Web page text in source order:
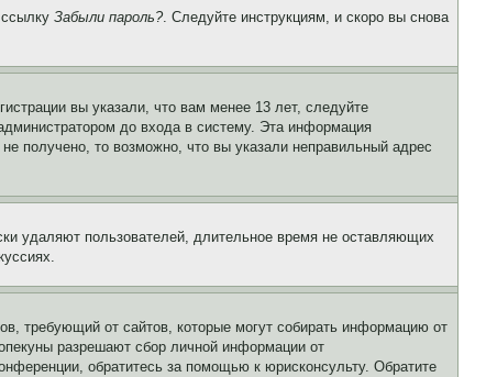
Забыли пароль?. Следуйте инструкциям, и скоро вы снова
вы указали, что вам менее 13 лет, следуйте
до входа в систему. Эта информация
получено, то возможно, что вы указали неправильный адрес
удаляют пользователей, длительное время не оставляющих
требующий от сайтов, которые могут собирать информацию от
разрешают сбор личной информации от
обратитесь за помощью к юрисконсульту. Обратите